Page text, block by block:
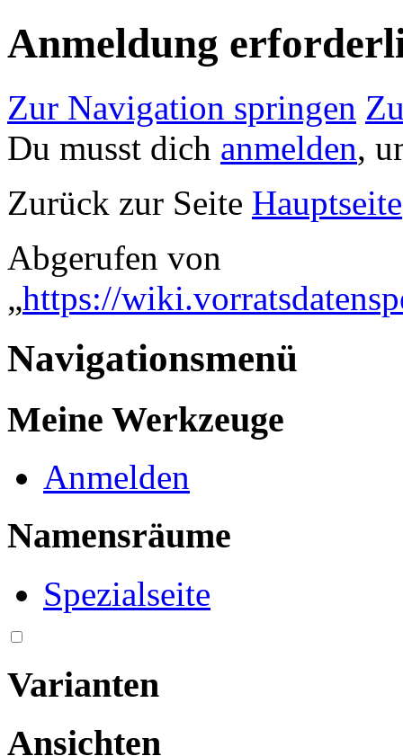
Anmeldung
Zur Navigation springen
Du musst dich anmelden,
Zurück zur Seite Hauptseite
Abgerufen von
„https://
Navigationsmenü
Meine Werkzeuge
Anmelden
Namensräume
Spezialseite
Varianten
Ansichten